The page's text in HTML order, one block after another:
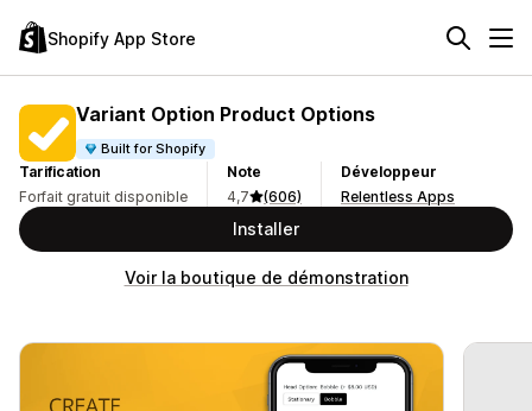
Shopify App Store
Variant Option Product Options
Built for Shopify
Tarification
Forfait gratuit disponible
Note
4,7
(606)
Développeur
Relentless Apps
Installer
Voir la boutique de démonstration